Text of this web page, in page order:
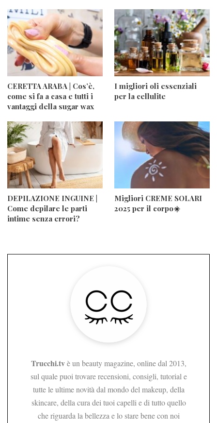
CERETTA ARABA | Cos’è,
come si fa a casa e tutti i
vantaggi della sugar wax
I migliori oli essenziali
per la cellulite
DEPILAZIONE INGUINE |
Come depilare le parti
intime senza errori?
Migliori CREME SOLARI
2025 per il corpo☀️
Trucchi.tvè un beauty magazine, online dal 2013,
sul quale puoi trovare recensioni, consigli, tutorial e
tutte le ultime novità dal mondo del makeup, della
skincare, della cura dei tuoi capelli e di tutto quello
che riguarda la bellezza e lo stare bene con noi